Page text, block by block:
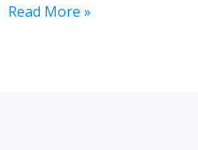
त्रिजटा
Read More »